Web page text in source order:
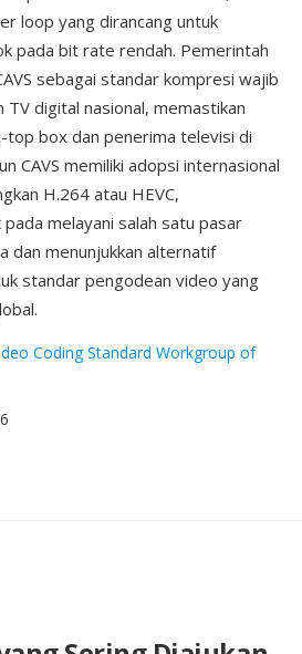
loop yang dirancang untuk
pada bit rate rendah. Pemerintah
sebagai standar kompresi wajib
digital nasional, memastikan
top box dan penerima televisi di
CAVS memiliki adopsi internasional
H.264 atau HEVC,
melayani salah satu pasar
dan menunjukkan alternatif
standar pengodean video yang
Coding Standard Workgroup of